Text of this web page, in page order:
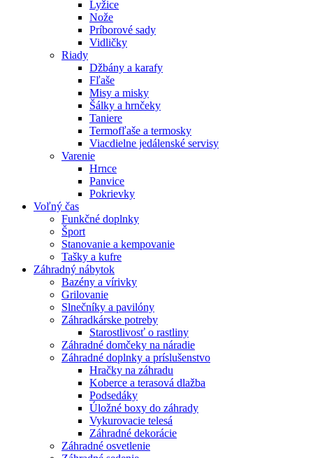
Lyžice
Nože
Príborové sady
Vidličky
Riady
Džbány a karafy
Fľaše
Misy a misky
Šálky a hrnčeky
Taniere
Termofľaše a termosky
Viacdielne jedálenské servisy
Varenie
Hrnce
Panvice
Pokrievky
Voľný čas
Funkčné doplnky
Šport
Stanovanie a kempovanie
Tašky a kufre
Záhradný nábytok
Bazény a vírivky
Grilovanie
Slnečníky a pavilóny
Záhradkárske potreby
Starostlivosť o rastliny
Záhradné domčeky na náradie
Záhradné doplnky a príslušenstvo
Hračky na záhradu
Koberce a terasová dlažba
Podsedáky
Úložné boxy do záhrady
Vykurovacie telesá
Záhradné dekorácie
Záhradné osvetlenie